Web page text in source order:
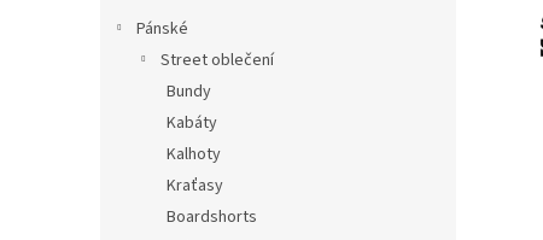
Pánské
Street oblečení
Bundy
Kabáty
Kalhoty
Kraťasy
Boardshorts